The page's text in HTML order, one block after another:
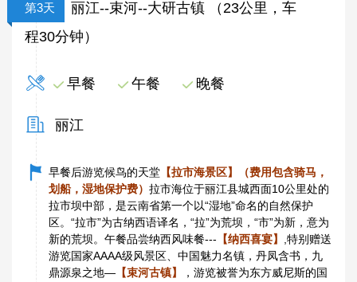
第3天
丽江--束河--大研古镇 （23公里，车
程30分钟）
早餐 午餐 晚餐
丽江
早餐后游览候鸟的天堂 【拉市海景区】（费用包含骑马，
划船，湿地保护费） 拉市海位于丽江县城西面10公里处的
拉市坝中部，是云南省第一个以“湿地”命名的自然保护
区。“拉市”为古纳西语译名，“拉”为荒坝，“市”为新，意为
新的荒坝。午餐品尝纳西风味餐--- 【纳西喜宴】
,特别赠送
游览国家AAAA级风景区、中国魅力名镇，丹凤含书，九
鼎源泉之地— 【束河古镇】
，游览被誉为东方威尼斯的国